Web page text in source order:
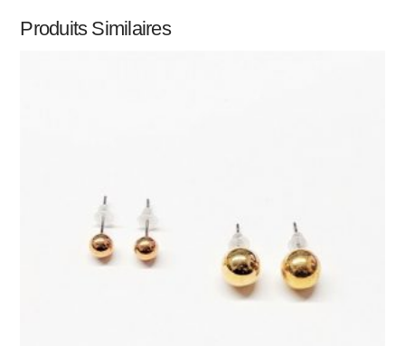
Produits Similaires